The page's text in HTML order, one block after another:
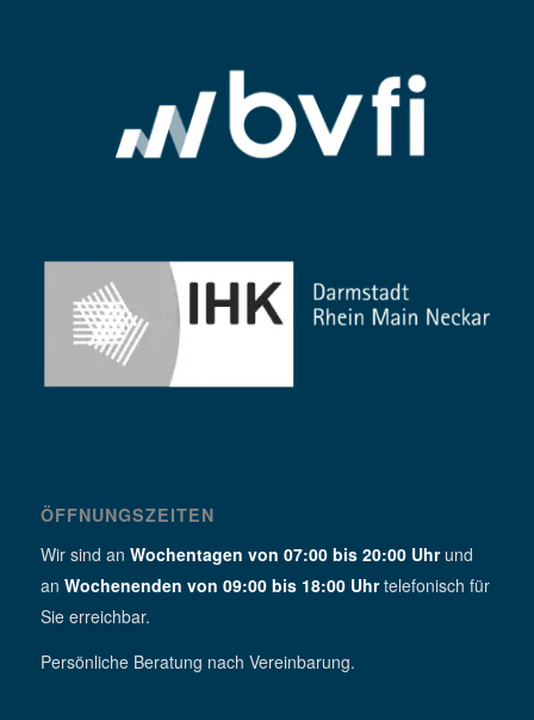
ÖFFNUNGSZEITEN
Wir sind an Wochentagen von 07:00 bis 20:00 Uhrund
an Wochenenden von 09:00 bis 18:00 Uhrtelefonisch für
Sie erreichbar.
Persönliche Beratung nach Vereinbarung.